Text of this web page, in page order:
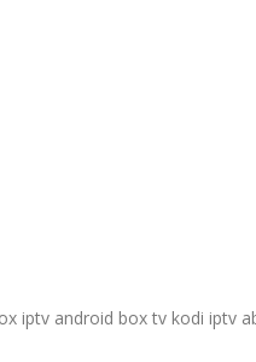
iptv android box tv kodi iptv